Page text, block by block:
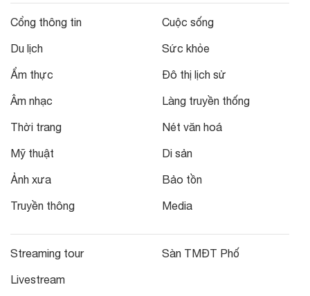
Cổng thông tin
Du lịch
Ẩm thực
Âm nhạc
Thời trang
Mỹ thuật
Ảnh xưa
Truyền thông
Cuộc sống
Sức khỏe
Đô thị lịch sử
Làng truyền thống
Nét văn hoá
Di sản
Bảo tồn
Media
Streaming tour
Livestream
Sàn TMĐT Phố